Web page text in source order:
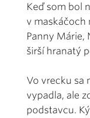
Keď som bol
v maskáčoch
Panny Márie,
širší hranatý
Vo vrecku sa
vypadla, ale
podstavcu.